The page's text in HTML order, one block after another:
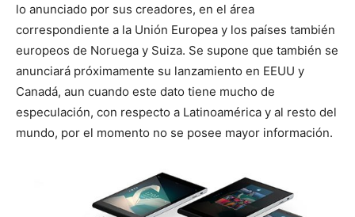
lo anunciado por sus creadores, en el área
correspondiente a la Unión Europea y los países también
europeos de Noruega y Suiza. Se supone que también se
anunciará próximamente su lanzamiento en EEUU y
Canadá, aun cuando este dato tiene mucho de
especulación, con respecto a Latinoamérica y al resto del
mundo, por el momento no se posee mayor información.